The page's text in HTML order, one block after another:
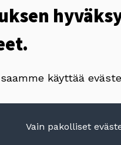
käyttää
Vain pakolliset